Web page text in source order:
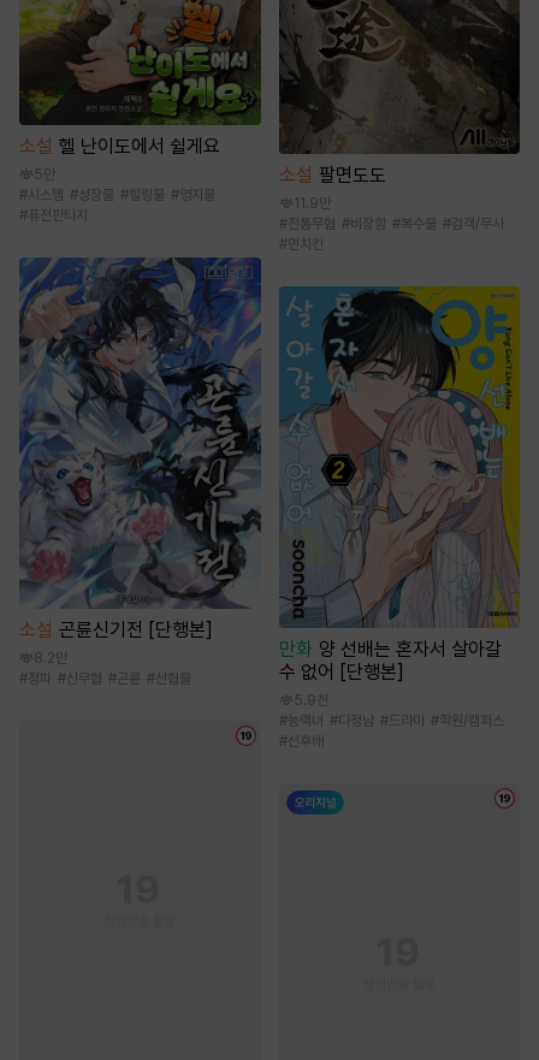
소설 헬 난이도에서 쉴게요
5만
#시스템 #성장물 # 힐링물 #영지물
#퓨전판타지
소설 곤륜신기전 [단행본]
8.2만
#정파 #신무협 #곤륜 #선협물
소설 팔면도도
11.9만
#전통무협 #비장함 #복수물 #검객/무사
#먼치킨
만화 양 선배는 혼자서 살아갈
수 없어 [단행본]
5.9천
#능력녀 #다정남 #드라마 #학원/캠퍼스
#선후배